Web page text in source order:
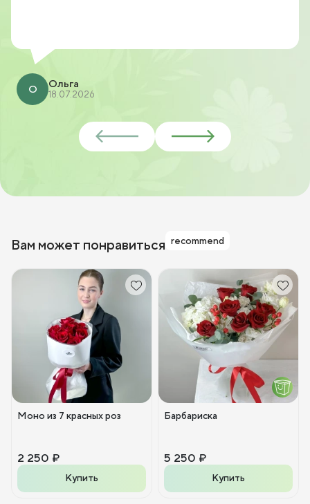
О Ольга
18.07.2026
Вам может понравиться recommend
Моно из 7 красных роз
2 250 ₽
Купить
Барбариска
5 250 ₽
Купить